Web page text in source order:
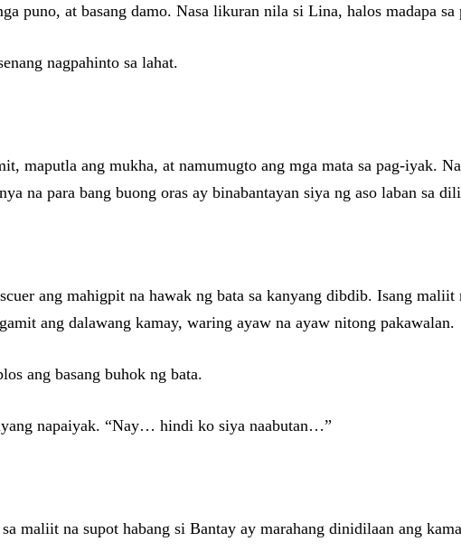
puno, at basang damo. Nasa likuran nila si Lina, halos madapa sa
nagpahinto sa lahat.
maputla ang mukha, at namumugto ang mga mata sa pag-iyak.
na para bang buong oras ay binabantayan siya ng aso laban sa
ang mahigpit na hawak ng bata sa kanyang dibdib. Isang maliit
ang dalawang kamay, waring ayaw na ayaw nitong pakawalan.
ang basang buhok ng bata.
napaiyak. “Nay… hindi ko siya naabutan…”
maliit na supot habang si Bantay ay marahang dinidilaan ang